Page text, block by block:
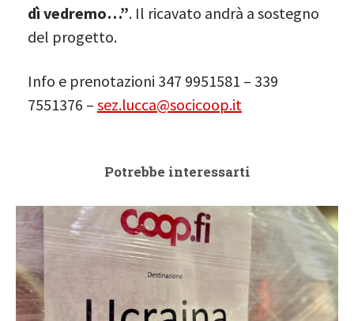
dì vedremo…”. Il ricavato andrà a sostegno
del progetto.
Info e prenotazioni 347 9951581 – 339
7551376 – sez.lucca@socicoop.it
Potrebbe interessarti